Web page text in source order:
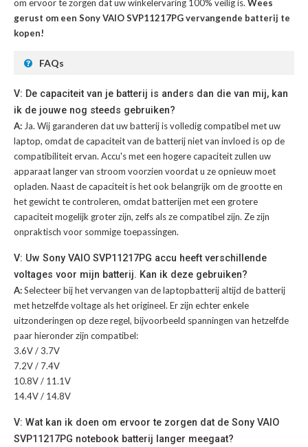
om ervoor te zorgen dat uw winkelervaring 100% veilig is. Wees
gerust om een Sony VAIO SVP11217PG vervangende batterij te
kopen!
FAQs
V: De capaciteit van je batterij is anders dan die van mij, kan
ik de jouwe nog steeds gebruiken?
A: Ja. Wij garanderen dat uw batterij is volledig compatibel met uw
laptop, omdat de capaciteit van de batterij niet van invloed is op de
compatibiliteit ervan. Accu's met een hogere capaciteit zullen uw
apparaat langer van stroom voorzien voordat u ze opnieuw moet
opladen. Naast de capaciteit is het ook belangrijk om de grootte en
het gewicht te controleren, omdat batterijen met een grotere
capaciteit mogelijk groter zijn, zelfs als ze compatibel zijn. Ze zijn
onpraktisch voor sommige toepassingen.
V: Uw Sony VAIO SVP11217PG accu heeft verschillende
voltages voor mijn batterij. Kan ik deze gebruiken?
A:Selecteer bij het vervangen van de laptopbatterij altijd de batterij
met hetzelfde voltage als het origineel. Er zijn echter enkele
uitzonderingen op deze regel, bijvoorbeeld spanningen van hetzelfde
paar hieronder zijn compatibel:
3.6V / 3.7V
7.2V / 7.4V
10.8V / 11.1V
14.4V / 14.8V
V: Wat kan ik doen om ervoor te zorgen dat de Sony VAIO
SVP11217PG notebook batterij langer meegaat?